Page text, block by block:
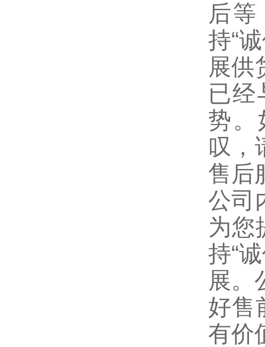
后
持“
展供
已经
势。
叹，
售后
公司
为您
持“
展。
好售
有价